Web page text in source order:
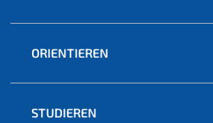
ORIENTIEREN
STUDIEREN